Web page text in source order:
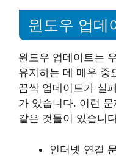
윈도우 업데
윈도우 업데이트는
유지하는 데 매우 중
끔씩 업데이트가 실
가 있습니다. 이런
같은 것들이 있습니
인터넷 연결